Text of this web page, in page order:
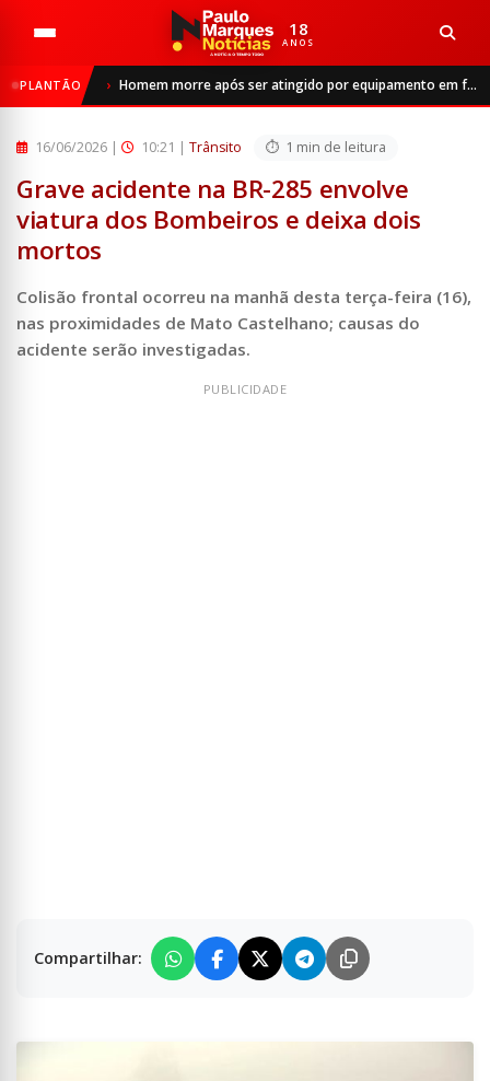
18
ANOS
PLANTÃO Homem morre após ser atingido por equipamento em frigorífico de São Luiz Gonzaga
Trânsito
Grave acidente na BR-285 envolve viatura dos Bombeiros e ...
16/06/2026 | 10:21 | Trânsito 1 min de leitura
Grave acidente na BR-285 envolve
viatura dos Bombeiros e deixa dois
mortos
Colisão frontal ocorreu na manhã desta terça-feira (16),
nas proximidades de Mato Castelhano; causas do
acidente serão investigadas.
Compartilhar: